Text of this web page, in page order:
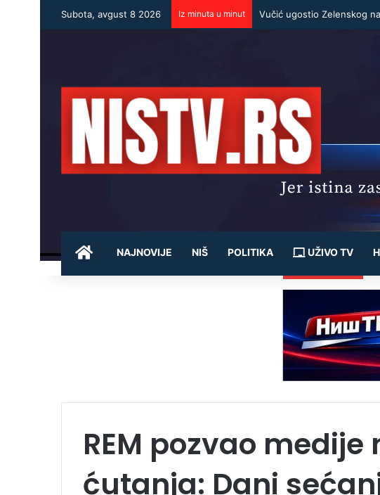
Subota, avgust 8 2026 Iz minuta u minut
POČETNA
NAJNOVIJE NIŠ POLITIKA UŽIVO TV
REM pozvao
ćutanja: Dani